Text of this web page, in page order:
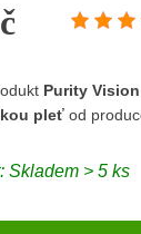
Purity
pleť od
Skladem > 5 ks